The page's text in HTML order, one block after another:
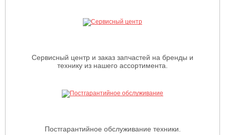
Сервисный центр и заказ запчастей на бренды и
технику из нашего ассортимента.
Постгарантийное обслуживание техники.